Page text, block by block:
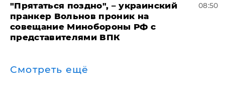
"Прятаться поздно", – украинский
пранкер Вольнов проник на
совещание Минобороны РФ с
представителями ВПК
08:50
Смотреть ещё